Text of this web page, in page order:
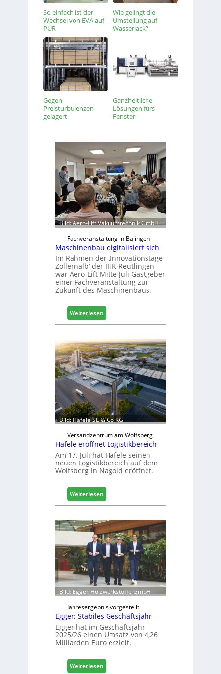
So einfach ist der
Wechsel von EVA auf
PUR
Wie gelingt die
Umstellung auf
Wasserlack?
Gegen
Preisturbulenzen
gelagert
Ganzheitliche
Lösungen fürs
Fenster
Bild: Aero-Lift Vakuumtechnik GmbH
Fachveranstaltung in Balingen
Maschinenbau digitalisiert sich
Im Rahmen der ‚Innovationstage
Zollernalb‘ der IHK Reutlingen
war Aero-Lift Mitte Juli Gastgeber
einer Fachveranstaltung zur
Zukunft des Maschinenbaus.
Weiterlesen:
M
s
c
h
i
n
e
n
b
a
u
d
i
g
i
t
i
i
e
r
t
s
c
h
Bild: Häfele SE & Co KG
Versandzentrum am Wolfsberg
Häfele eröffnet Logistikbereich
Am 17. Juli hat Häfele seinen
neuen Logistikbereich auf dem
Wolfsberg in Nagold eröffnet.
Weiterlesen:
H
f
e
l
e
e
r
ö
f
f
n
e
t
L
o
s
Bild: Egger Holzwerkstoffe GmbH
Jahresergebnis vorgestellt
Egger: Stabiles Geschäftsjahr
Egger hat im Geschäftsjahr
2025/26 einen Umsatz von 4,26
Milliarden Euro erzielt.
Weiterlesen: